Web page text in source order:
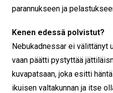
parannukseen ja
Kenen edessä polvistut?
Nebukadnessar ei välittänyt
vaan päätti pystyttää
kuvapatsaan, joka esitti
ikuisen valtakunnan ja itse